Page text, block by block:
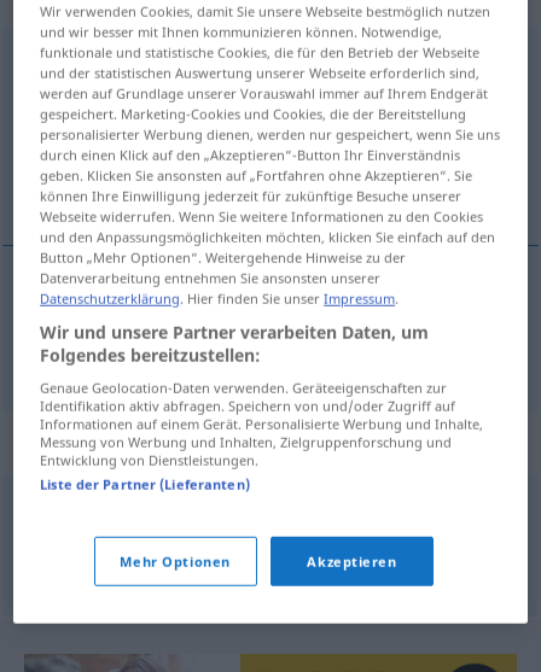
kondensieren
Übersicht aller Übersetzungen
(Für mehr Details die Übersetzung anklicken/antippen)
zgusnuti se, kondenzirati se
zgusnuti(-šnjavati) kondenziratise
kondensieren
Synonyme für "kondensieren"
© OpenThesaurus.de
Wir verwenden Cookies, damit Sie unsere Webseite bestmöglich nutzen
und wir besser mit Ihnen kommunizieren können. Notwendige,
funktionale und statistische Cookies, die für den Betrieb der Webseite
und der statistischen Auswertung unserer Webseite erforderlich sind,
werden auf Grundlage unserer Vorauswahl immer auf Ihrem Endgerät
gespeichert. Marketing-Cookies und Cookies, die der Bereitstellung
personalisierter Werbung dienen, werden nur gespeichert, wenn Sie uns
durch einen Klick auf den „Akzeptieren“-Button Ihr Einverständnis
geben. Klicken Sie ansonsten auf „Fortfahren ohne Akzeptieren“. Sie
können Ihre Einwilligung jederzeit für zukünftige Besuche unserer
Webseite widerrufen. Wenn Sie weitere Informationen zu den Cookies
und den Anpassungsmöglichkeiten möchten, klicken Sie einfach auf den
Button „Mehr Optionen“. Weitergehende Hinweise zu der
Datenverarbeitung entnehmen Sie ansonsten unserer
Datenschutzerklärung. Hier finden Sie unserImpressum.
Wir und unsere Partner verarbeiten Daten, um
Folgendes bereitzustellen:
Genaue Geolocation-Daten verwenden. Geräteeigenschaften zur
Identifikation aktiv abfragen. Speichern von und/oder Zugriff auf
Informationen auf einem Gerät. Personalisierte Werbung und Inhalte,
Messung von Werbung und Inhalten, Zielgruppenforschung und
Entwicklung von Dienstleistungen.
Liste der Partner (Lieferanten)
Mehr Optionen Akzeptieren